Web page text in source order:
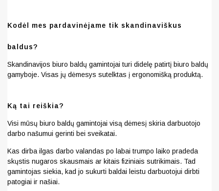
Kodėl mes pardavinėjame tik skandinaviškus
baldus?
Skandinavijos biuro baldų gamintojai turi didelę patirtį biuro baldų
gamyboje. Visas jų dėmesys sutelktas į ergonomišką produktą.
Ką tai reiškia?
Visi mūsų biuro baldų gamintojai visą dėmesį skiria darbuotojo
darbo našumui gerinti bei sveikatai.
Kas dirba ilgas darbo valandas po labai trumpo laiko pradeda
skųstis nugaros skausmais ar kitais fiziniais sutrikimais. Tad
gamintojas siekia, kad jo sukurti baldai leistu darbuotojui dirbti
patogiai ir našiai.